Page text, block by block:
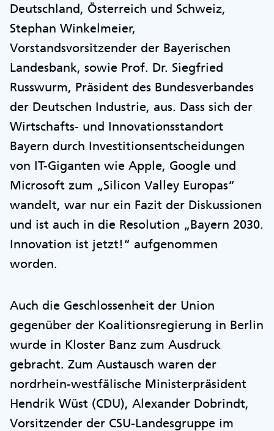
Deutschland, Österreich und Schweiz,
Stephan Winkelmeier,
Vorstandsvorsitzender der Bayerischen
Landesbank, sowie Prof. Dr. Siegfried
Russwurm, Präsident des Bundesverbandes
der Deutschen Industrie, aus. Dass sich der
Wirtschafts- und Innovationsstandort
Bayern durch Investitionsentscheidungen
von IT-Giganten wie Apple, Google und
Microsoft zum „Silicon Valley Europas“
wandelt, war nur ein Fazit der Diskussionen
und ist auch in die Resolution „Bayern 2030.
Innovation ist jetzt!“ aufgenommen
worden.
Auch die Geschlossenheit der Union
gegenüber der Koalitionsregierung in Berlin
wurde in Kloster Banz zum Ausdruck
gebracht. Zum Austausch waren der
nordrhein-westfälische Ministerpräsident
Hendrik Wüst (CDU), Alexander Dobrindt,
Vorsitzender der CSU-Landesgruppe im